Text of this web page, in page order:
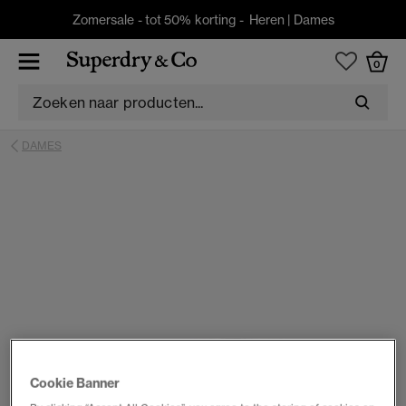
Zomersale - tot 50% korting - Heren | Dames
0
DAMES
Cookie Banner